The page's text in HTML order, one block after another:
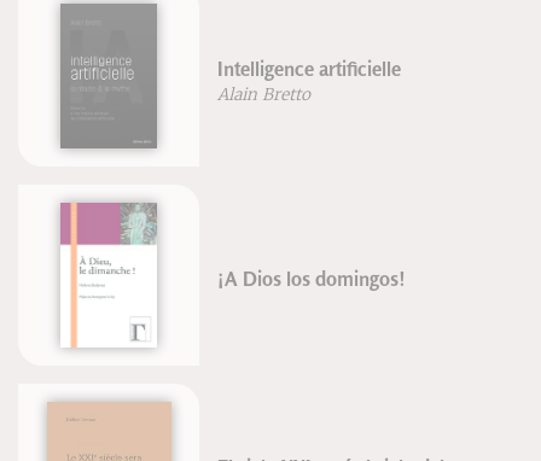
Intelligence artificielle
Alain Bretto
¡A Dios los domingos!